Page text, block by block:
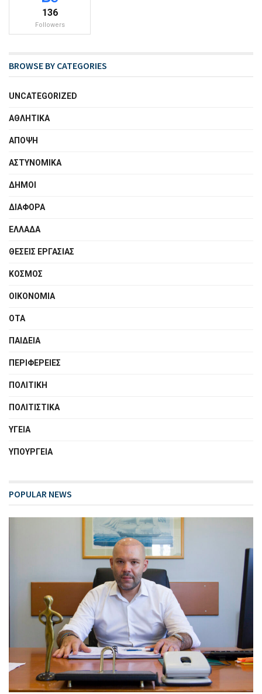
136
Followers
BROWSE BY CATEGORIES
UNCATEGORIZED
ΑΘΛΗΤΙΚΑ
ΑΠΟΨΗ
ΑΣΤΥΝΟΜΙΚΑ
ΔΗΜΟΙ
ΔΙΑΦΟΡΑ
ΕΛΛΑΔΑ
ΘΕΣΕΙΣ ΕΡΓΑΣΙΑΣ
ΚΟΣΜΟΣ
ΟΙΚΟΝΟΜΙΑ
ΟΤΑ
ΠΑΙΔΕΙΑ
ΠΕΡΙΦΕΡΕΙΕΣ
ΠΟΛΙΤΙΚΗ
ΠΟΛΙΤΙΣΤΙΚΑ
ΥΓΕΙΑ
ΥΠΟΥΡΓΕΙΑ
POPULAR NEWS